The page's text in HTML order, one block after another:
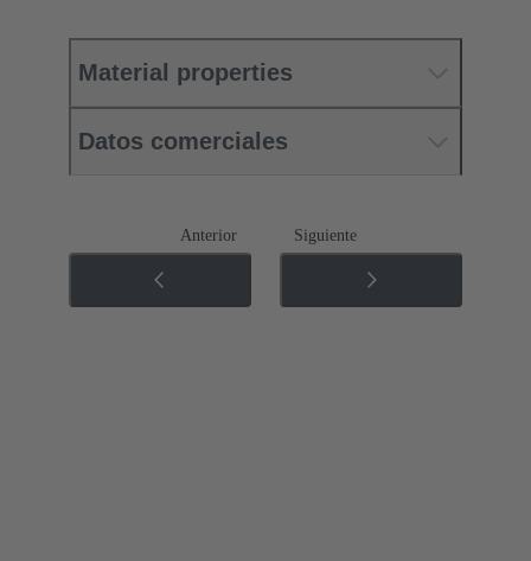
Material properties
Datos comerciales
Anterior Siguiente